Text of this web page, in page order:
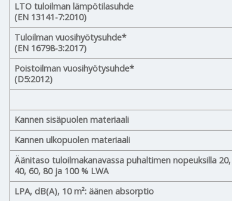
LTO tuloilman lämpötilasuhde
(EN 13141-7:2010)
Tuloilman vuosihyötysuhde*
(EN 16798-3:2017)
Poistoilman vuosihyötysuhde*
(D5:2012)
Kannen sisäpuolen materiaali
Kannen ulkopuolen materiaali
Äänitaso tuloilmakanavassa puhaltimen nopeuksilla 20,
40, 60, 80 ja 100 % LWA
LPA, dB(A), 10 m²: äänen absorptio